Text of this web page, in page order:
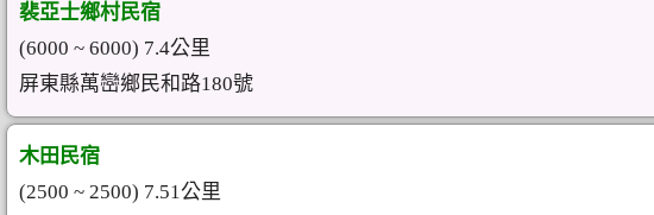
裴亞士鄉村民宿
(6000 ~ 6000) 7.4公里
屏東縣萬巒鄉民和路180號
木田民宿
(2500 ~ 2500) 7.51公里